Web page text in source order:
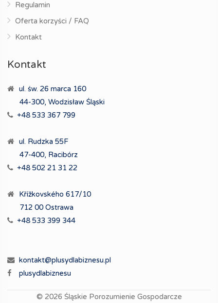
Regulamin
Oferta korzyści / FAQ
Kontakt
Kontakt
ul. św. 26 marca 160
44-300, Wodzisław Śląski
+48 533 367 799
ul. Rudzka 55F
47-400, Racibórz
+48 502 21 31 22
Křížkovského 617/10
712 00 Ostrawa
+48 533 399 344
kontakt@plusydlabiznesu.pl
plusydlabiznesu
© 2026 Śląskie Porozumienie Gospodarcze